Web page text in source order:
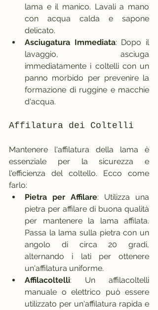
lama e il manico. Lavali a mano
con acqua calda e sapone
delicato.
Asciugatura Immediata: Dopo il
lavaggio, asciuga
immediatamente i coltelli con un
panno morbido per prevenire la
formazione di ruggine e macchie
d'acqua.
Affilatura dei Coltelli
Mantenere l'affilatura della lama è
essenziale per la sicurezza e
l'efficienza del coltello. Ecco come
farlo:
Pietra per Affilare: Utilizza una
pietra per affilare di buona qualità
per mantenere la lama affilata.
Passa la lama sulla pietra con un
angolo di circa 20 gradi,
alternando i lati per ottenere
un'affilatura uniforme.
Affilacoltelli: Un affilacoltelli
manuale o elettrico può essere
utilizzato per un'affilatura rapida e